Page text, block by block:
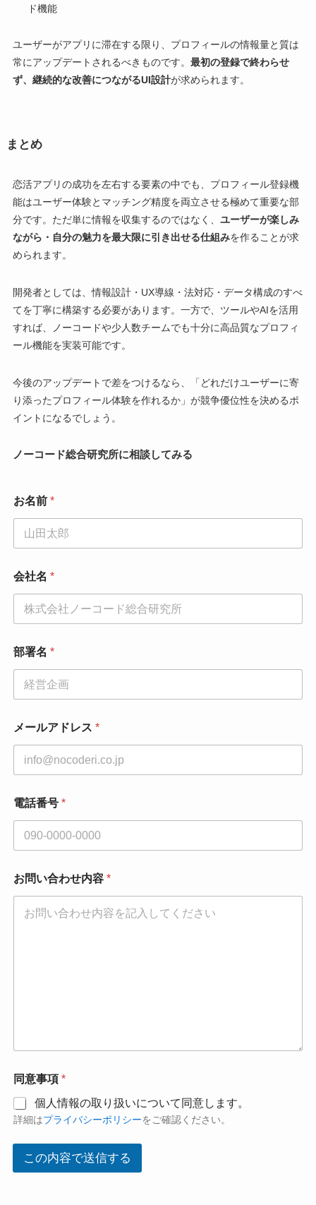
ド機能
ユーザーがアプリに滞在する限り、プロフィールの情報量と質は
常にアップデートされるべきものです。 最初の登録で終わらせ
ず、継続的な改善につながるUI設計が求められます。
まとめ
恋活アプリの成功を左右する要素の中でも、プロフィール登録機
能はユーザー体験とマッチング精度を両立させる極めて重要な部
分です。ただ単に情報を収集するのではなく、 ユーザーが楽しみ
ながら・自分の魅力を最大限に引き出せる仕組みを作ることが求
められます。
開発者としては、情報設計・UX導線・法対応・データ構成のすべ
てを丁寧に構築する必要があります。一方で、ツールやAIを活用
すれば、ノーコードや少人数チームでも十分に高品質なプロフィ
ール機能を実装可能です。
今後のアップデートで差をつけるなら、「どれだけユーザーに寄
り添ったプロフィール体験を作れるか」が競争優位性を決めるポ
イントになるでしょう。
ノーコード総合研究所に相談してみる
お名前 *
会社名 *
会
社
名
部署名 *
メールアドレス *
電話番号 *
お問い合わせ内容 *
同意事項 *
個人情報の取り扱いについて同意します。
詳細はプライバシーポリシーをご確認ください。
この内容で送信する